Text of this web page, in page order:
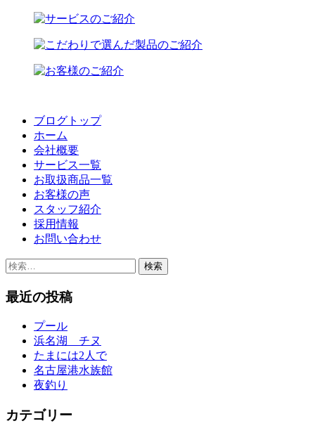
ブログトップ
ホーム
会社概要
サービス一覧
お取扱商品一覧
お客様の声
スタッフ紹介
採用情報
お問い合わせ
検
最近の投稿
プール
浜名湖 チヌ
たまには2人で
名古屋港水族館
夜釣り
カテゴリー